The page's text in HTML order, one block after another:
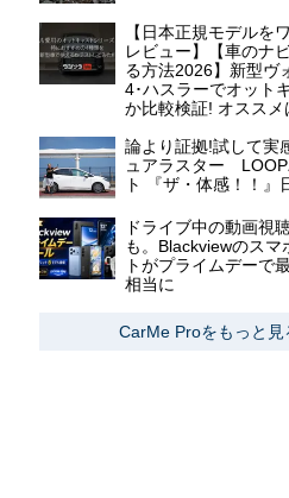
【日本正規モデルを
レビュー】【車のナ
る方法2026】新型ヴ
4･ハスラーでオット
か比較検証! オススメ
論より証拠!試して実
ュアラスター LOOP
ト 『ザ・体感！！』
ドライブ中の動画視
も。Blackviewのスマ
トがプライムデーで
相当に
CarMe Proをもっと見